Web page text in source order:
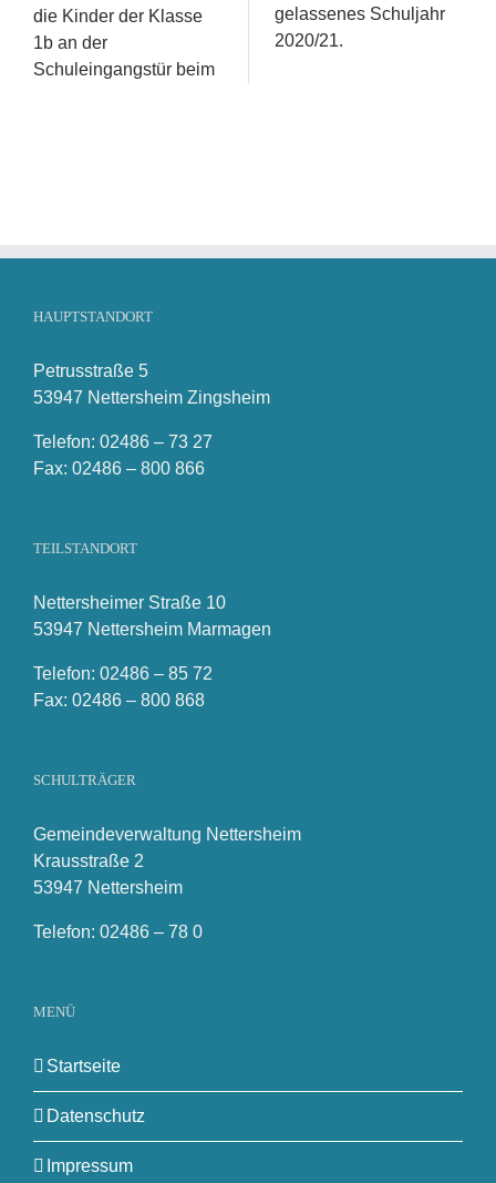
die Kinder der Klasse
1b an der
Schuleingangstür beim
gelassenes Schuljahr
2020/21.
HAUPTSTANDORT
Petrusstraße 5
53947 Nettersheim Zingsheim
Telefon: 02486 – 73 27
Fax: 02486 – 800 866
TEILSTANDORT
Nettersheimer Straße 10
53947 Nettersheim Marmagen
Telefon: 02486 – 85 72
Fax: 02486 – 800 868
SCHULTRÄGER
Gemeindeverwaltung Nettersheim
Krausstraße 2
53947 Nettersheim
Telefon: 02486 – 78 0
MENÜ
Startseite
Datenschutz
Impressum